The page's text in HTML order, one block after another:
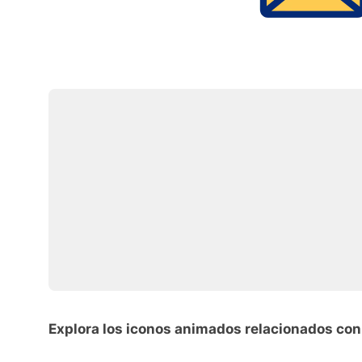
Explora los iconos animados relacionados